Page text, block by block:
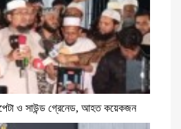
ও সাউন্ড গ্রেনেড, আহত কয়েকজন